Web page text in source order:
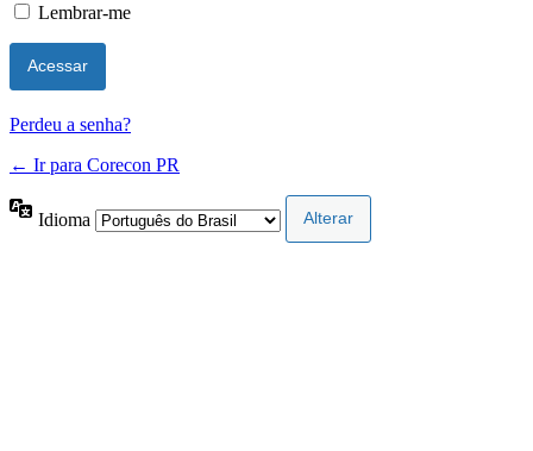
Lembrar-me
Perdeu a senha?
← Ir para Corecon PR
Idioma